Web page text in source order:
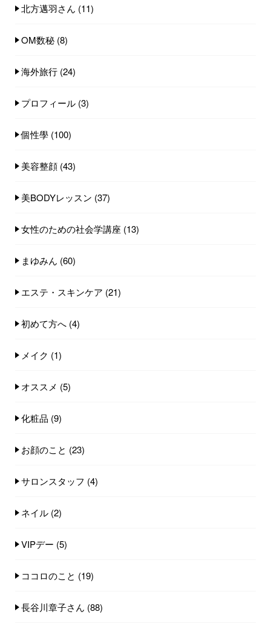
北方邁羽さん (11)
OM数秘 (8)
海外旅行 (24)
プロフィール (3)
個性學 (100)
美容整顔 (43)
美BODYレッスン (37)
女性のための社会学講座 (13)
まゆみん (60)
エステ・スキンケア (21)
初めて方へ (4)
メイク (1)
オススメ (5)
化粧品 (9)
お顔のこと (23)
サロンスタッフ (4)
ネイル (2)
VIPデー (5)
ココロのこと (19)
長谷川章子さん (88)